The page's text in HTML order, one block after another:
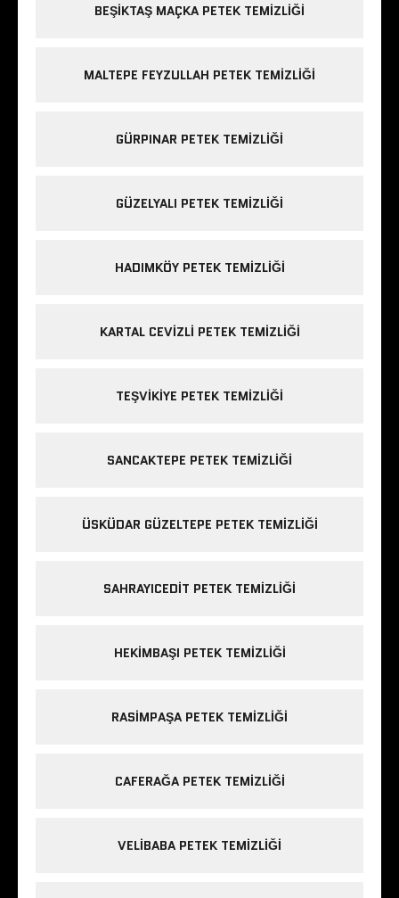
BEŞIKTAŞ MAÇKA PETEK TEMIZLIĞI
MALTEPE FEYZULLAH PETEK TEMIZLIĞI
GÜRPINAR PETEK TEMIZLIĞI
GÜZELYALI PETEK TEMIZLIĞI
HADIMKÖY PETEK TEMIZLIĞI
KARTAL CEVIZLI PETEK TEMIZLIĞI
TEŞVIKIYE PETEK TEMIZLIĞI
SANCAKTEPE PETEK TEMIZLIĞI
ÜSKÜDAR GÜZELTEPE PETEK TEMIZLIĞI
SAHRAYICEDIT PETEK TEMIZLIĞI
HEKIMBAŞI PETEK TEMIZLIĞI
RASIMPAŞA PETEK TEMIZLIĞI
CAFERAĞA PETEK TEMIZLIĞI
VELIBABA PETEK TEMIZLIĞI